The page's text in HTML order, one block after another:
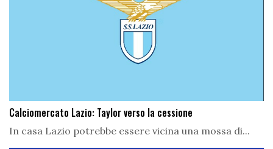
Calciomercato Lazio: Taylor verso la cessione
In casa Lazio potrebbe essere vicina una mossa di...